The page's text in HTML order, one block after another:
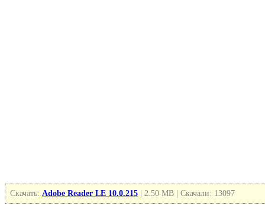
Скачать: Adobe Reader LE 10.0.215 | 2.50 MB | Скачали: 13097